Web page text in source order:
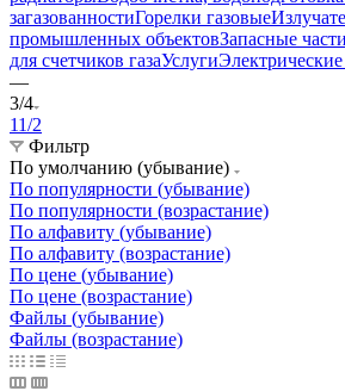
загазованностиГорелки газовые
промышленных объектовЗапасные части
для счетчиков газаУслуги
—
3/4
11/2
Фильтр
По умолчанию (убывание)
По популярности (убывание)
По популярности (возрастание)
По алфавиту (убывание)
По алфавиту (возрастание)
По цене (убывание)
По цене (возрастание)
Файлы (убывание)
Файлы (возрастание)